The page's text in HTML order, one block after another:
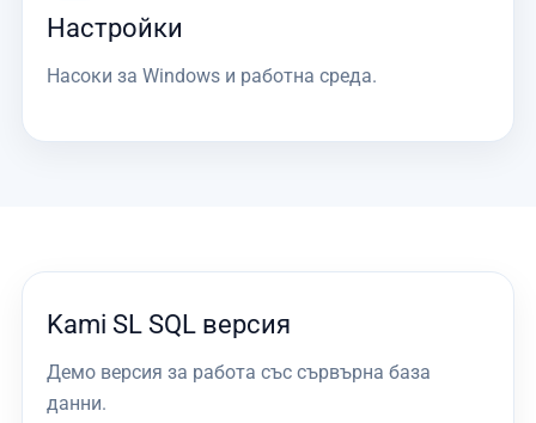
Настройки
Насоки за Windows и работна среда.
Kami SL SQL версия
Демо версия за работа със сървърна база
данни.